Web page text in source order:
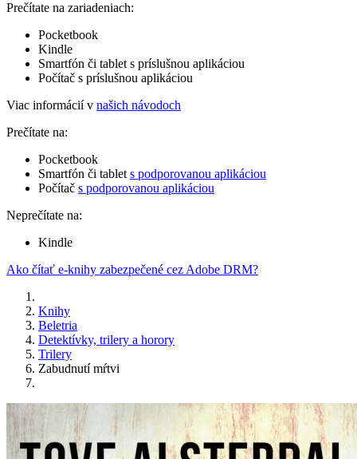
Prečítate na zariadeniach:
Pocketbook
Kindle
Smartfón či tablet s príslušnou aplikáciou
Počítač s príslušnou aplikáciou
Viac informácií v našich návodoch
Prečítate na:
Pocketbook
Smartfón či tablet s podporovanou aplikáciou
Počítač s podporovanou aplikáciou
Neprečítate na:
Kindle
Ako čítať e-knihy zabezpečené cez Adobe DRM?
Knihy
Beletria
Detektívky, trilery a horory
Trilery
Zabudnutí mŕtvi